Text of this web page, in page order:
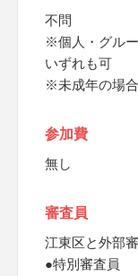
不問
※個人・グル
いずれも可
※未成年の場
参加費
無し
審査員
江東区と外部
●特別審査員